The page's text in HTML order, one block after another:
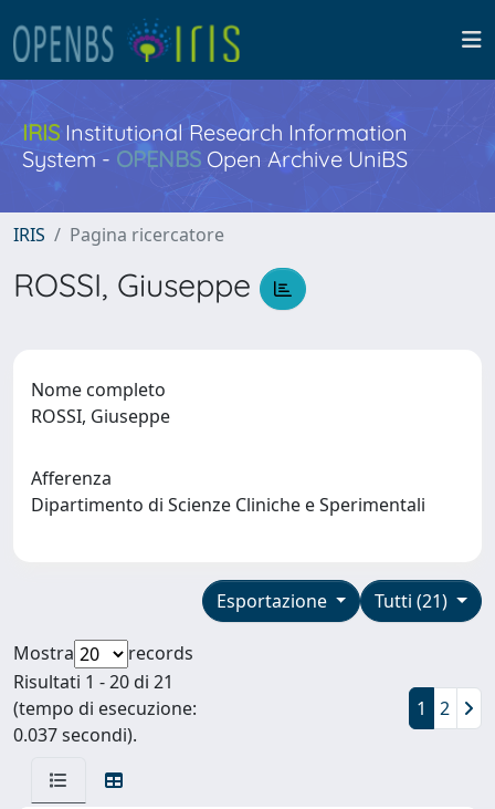
IRISInstitutional Research Information
System - OPENBS Open Archive UniBS
IRIS Pagina ricercatore
ROSSI, Giuseppe
Nome completo
ROSSI, Giuseppe
Afferenza
Dipartimento di Scienze Cliniche e Sperimentali
Tutti (21)
Esportazione
Mostra
records
Risultati 1 - 20 di 21
(tempo di esecuzione:
0.037 secondi).
1 2